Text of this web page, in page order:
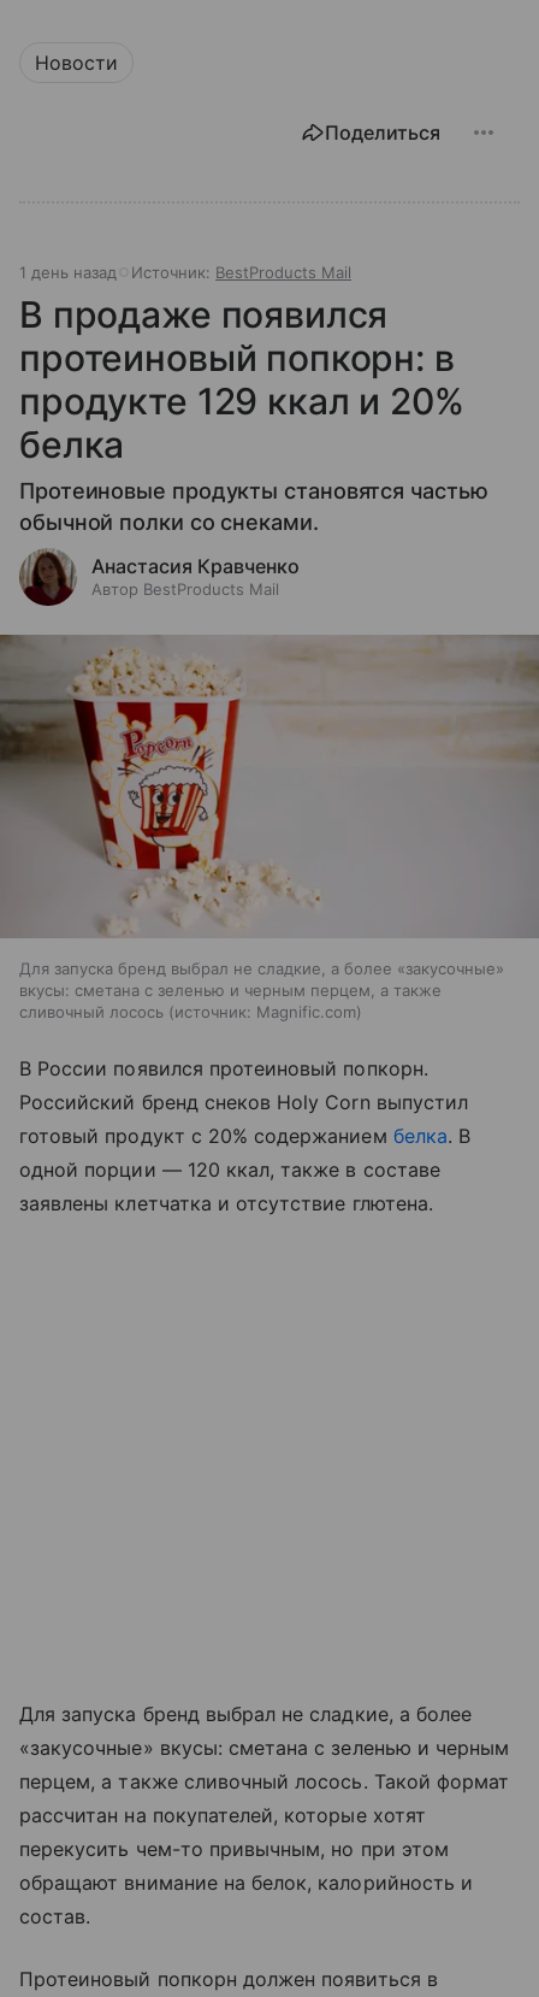
Новости
Поделиться
1 день назад Источник: BestProducts Mail
В продаже появился
протеиновый попкорн: в
продукте 129 ккал и 20%
белка
Протеиновые продукты становятся частью
обычной полки со снеками.
Анастасия Кравченко
Автор BestProducts Mail
Для запуска бренд выбрал не сладкие, а более «закусочные»
вкусы: сметана с зеленью и черным перцем, а также
сливочный лосось
источник: Magnific.com
В России появился протеиновый попкорн.
Российский бренд снеков Holy Corn выпустил
готовый продукт с 20% содержанием белка. В
одной порции — 120 ккал, также в составе
заявлены клетчатка и отсутствие глютена.
Для запуска бренд выбрал не сладкие, а более
«закусочные» вкусы: сметана с зеленью и черным
перцем, а также сливочный лосось. Такой формат
рассчитан на покупателей, которые хотят
перекусить чем-то привычным, но при этом
обращают внимание на белок, калорийность и
состав.
Протеиновый попкорн должен появиться в